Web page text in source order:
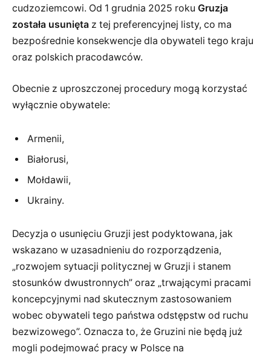
cudzoziemcowi. Od 1 grudnia 2025 roku Gruzja
została usunięta z tej preferencyjnej listy, co ma
bezpośrednie konsekwencje dla obywateli tego kraju
oraz polskich pracodawców.
Obecnie z uproszczonej procedury mogą korzystać
wyłącznie obywatele:
Armenii,
Białorusi,
Mołdawii,
Ukrainy.
Decyzja o usunięciu Gruzji jest podyktowana, jak
wskazano w uzasadnieniu do rozporządzenia,
„rozwojem sytuacji politycznej w Gruzji i stanem
stosunków dwustronnych” oraz „trwającymi pracami
koncepcyjnymi nad skutecznym zastosowaniem
wobec obywateli tego państwa odstępstw od ruchu
bezwizowego”. Oznacza to, że Gruzini nie będą już
mogli podejmować pracy w Polsce na